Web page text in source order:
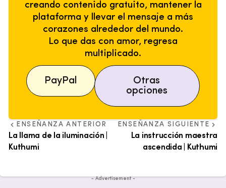
creando contenido gratuito, mantener la
plataforma y llevar el mensaje a más
corazones alrededor del mundo.
Lo que das con amor, regresa
multiplicado.
PayPal
Otras
opciones
ENSEÑANZA ANTERIOR
La llama de la iluminación |
Kuthumi
ENSEÑANZA SIGUIENTE
La instrucción maestra
ascendida | Kuthumi
- Advertisement -